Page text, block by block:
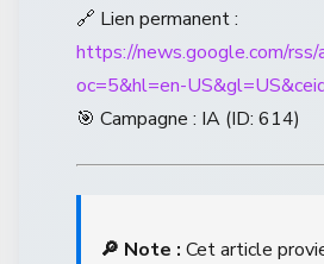
🔗 Lien permanent :
https://news.google.com/
oc=5&hl=en-
🎯 Campagne : IA (ID: 614)
🔎 Note : Cet article